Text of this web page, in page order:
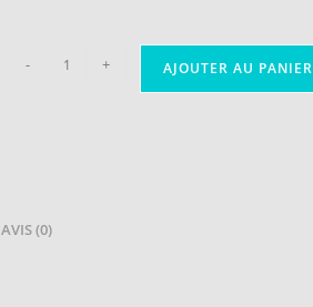
- + AJOUTER AU PANIER
AVIS (0)